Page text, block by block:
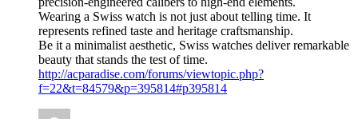
Wearing a Swiss watch is not just about telling time. It
represents refined taste and heritage craftsmanship.
Be it a minimalist aesthetic, Swiss watches deliver remarkable
beauty that stands the test of time.
http://acparadise.com/forums/viewtopic.php?
f=22&t=84579&p=395814#p395814